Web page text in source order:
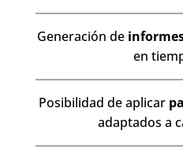
Generación de
en
Posibilidad de aplicar
adaptados a